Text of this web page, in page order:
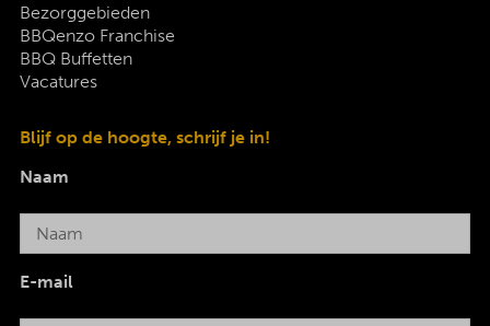
Bezorggebieden
BBQenzo Franchise
BBQ Buffetten
Vacatures
Blijf op de hoogte, schrijf je in!
Naam
E-mail